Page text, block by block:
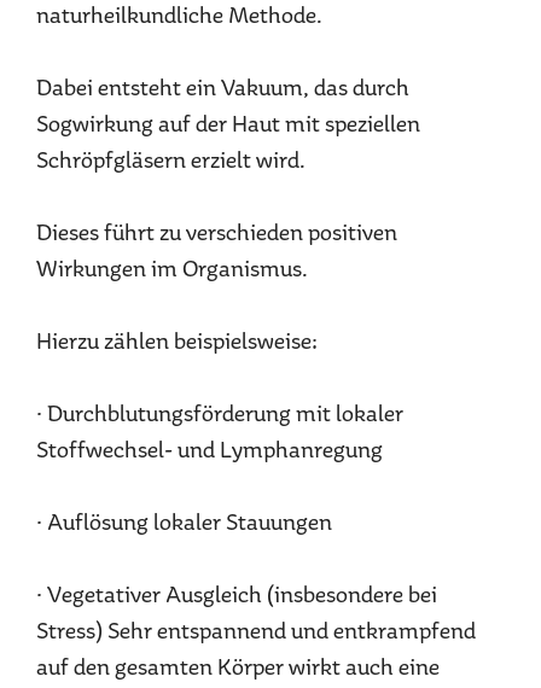
naturheilkundliche Methode.
Dabei entsteht ein Vakuum, das durch
Sogwirkung auf der Haut mit speziellen
Schröpfgläsern erzielt wird.
Dieses führt zu verschieden positiven
Wirkungen im Organismus.
Hierzu zählen beispielsweise:
· Durchblutungsförderung mit lokaler
Stoffwechsel- und Lymphanregung
· Auflösung lokaler Stauungen
· Vegetativer Ausgleich (insbesondere bei
Stress) Sehr entspannend und entkrampfend
auf den gesamten Körper wirkt auch eine